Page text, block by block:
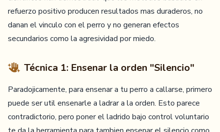
refuerzo positivo producen resultados mas duraderos, no
danan el vinculo con el perro y no generan efectos
secundarios como la agresividad por miedo.
Técnica 1: Ensenar la orden "Silencio"
Paradojicamente, para ensenar a tu perro a callarse, primero
puede ser util ensenarle a ladrar a la orden. Esto parece
contradictorio, pero poner el ladrido bajo control voluntario